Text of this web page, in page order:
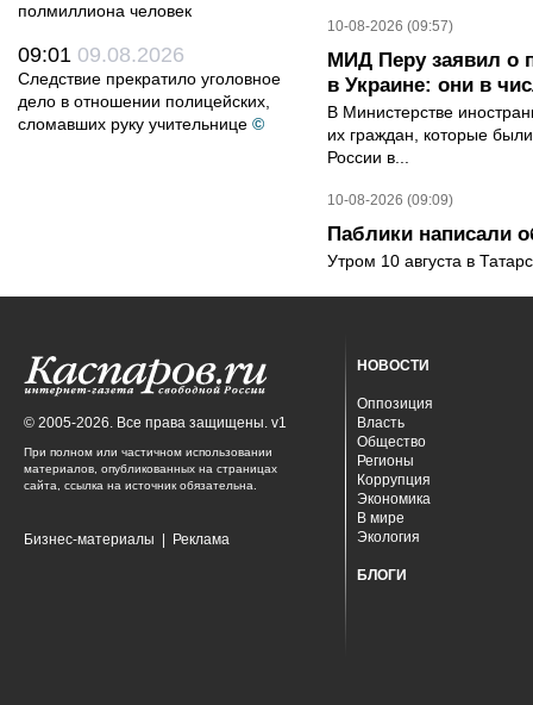
полмиллиона человек
09:01 09.08.2026
Следствие прекратило уголовное
дело в отношении полицейских,
сломавших руку учительнице ©
10-08-2026 (09:57)
МИД Перу заявил о
в Украине: они в
В Министерстве
их граждан, которые
России в...
10-08-2026 (09:09)
Паблики написали
Утром 10 августа в
© 2005-2026. Все права защищены. v1
При полном или частичном использовании
материалов, опубликованных на страницах
сайта, ссылка на источник обязательна.
Бизнес-материалы Реклама
НОВОСТИ
Оппозиция
Власть
Общество
Регионы
Коррупция
Экономика
В мире
Экология
БЛОГИ